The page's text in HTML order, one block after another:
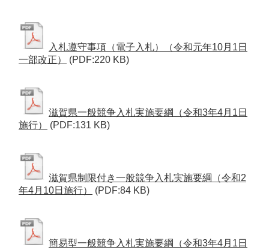
入札遵守事項（電子入札）（令和元年10月1日
一部改正）
(PDF:220 KB)
滋賀県一般競争入札実施要綱（令和3年4月1日
施行）
(PDF:131 KB)
滋賀県制限付き一般競争入札実施要綱（令和2
年4月10日施行）
(PDF:84 KB)
簡易型一般競争入札実施要綱（令和3年4月1日